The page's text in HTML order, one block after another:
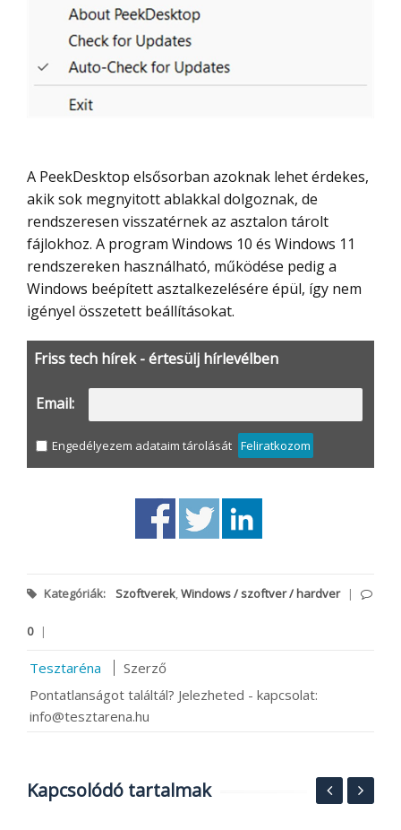
A PeekDesktop elsősorban azoknak lehet érdekes,
akik sok megnyitott ablakkal dolgoznak, de
rendszeresen visszatérnek az asztalon tárolt
fájlokhoz. A program Windows 10 és Windows 11
rendszereken használható, működése pedig a
Windows beépített asztalkezelésére épül, így nem
igényel összetett beállításokat.
Friss tech hírek - értesülj hírlevélben
Email:
Engedélyezem adataim tárolását Feliratkozom
Kategóriák: Szoftverek,Windows / szoftver / hardver |
0 |
Tesztaréna
Szerző
Pontatlanságot találtál? Jelezheted - kapcsolat:
info@tesztarena.hu
Kapcsolódó tartalmak